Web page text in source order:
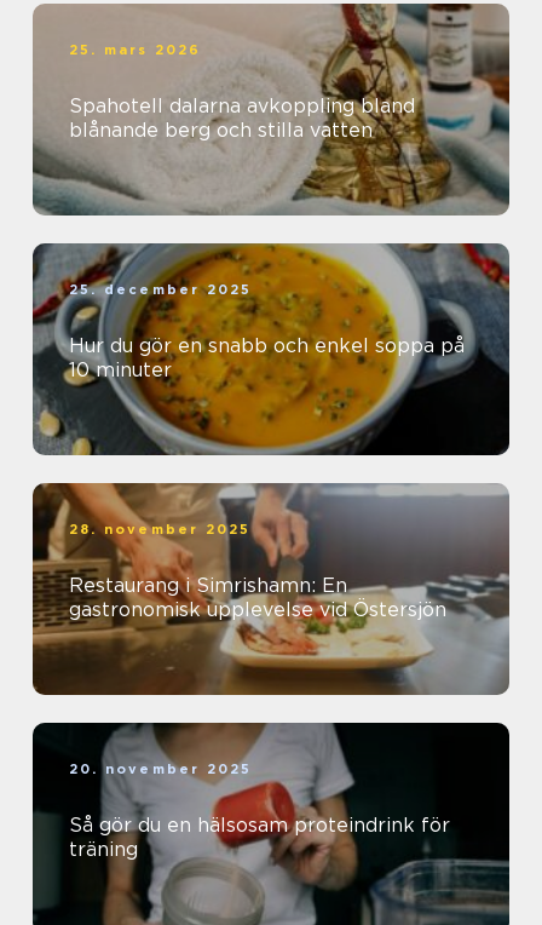
25. mars 2026
Spahotell dalarna avkoppling bland
blånande berg och stilla vatten
25. december 2025
Hur du gör en snabb och enkel soppa på
10 minuter
28. november 2025
Restaurang i Simrishamn: En
gastronomisk upplevelse vid Östersjön
20. november 2025
Så gör du en hälsosam proteindrink för
träning